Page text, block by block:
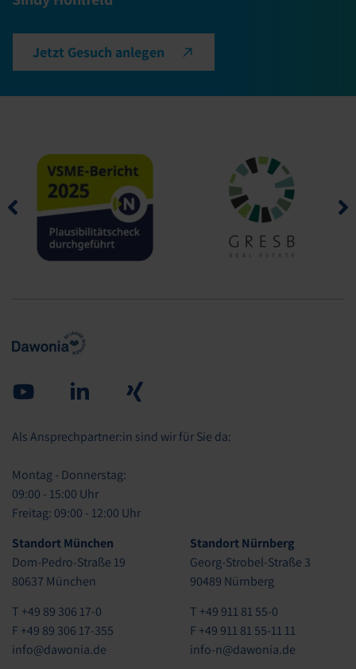
Jetzt Gesuch anlegen
Youtube
Als Ansprechpartner:in sind wir für Sie da:
Montag - Donnerstag:
09:00 - 15:00 Uhr
Freitag: 09:00 - 12:00 Uhr
Standort München
Dom-Pedro-Straße 19
80637 München
T +49 89 306 17-0
F +49 89 306 17-355
info@dawonia.de
Standort Nürnberg
Georg-Strobel-Straße 3
90489 Nürnberg
T +49 911 81 55-0
F +49 911 81 55-11 11
info-n@dawonia.de